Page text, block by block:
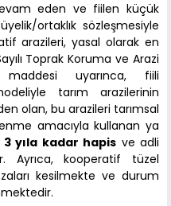
eden ve fiilen küçük
ortaklık sözleşmesiyle
arazileri, yasal olarak en
Toprak Koruma ve Arazi
maddesi uyarınca, fiili
tarım arazilerinin
olan, bu arazileri tarımsal
amacıyla kullanan ya
3 yıla kadar hapis ve adli
Ayrıca, kooperatif tüzel
kesilmekte ve durum